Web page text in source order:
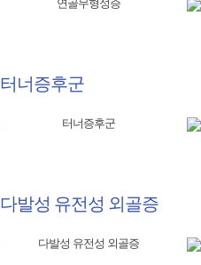
터너증후군
다발성 유전성 외골증